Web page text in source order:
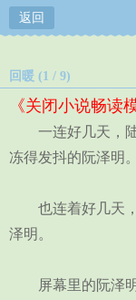
返回
回暖 (1 / 9)
《关闭小说畅读
一连好几天，陆
冻得发抖的阮泽明。
也连着好几天，
泽明。
屏幕里的阮泽明